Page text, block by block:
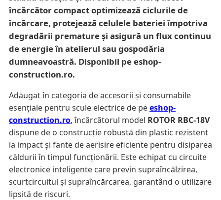
încărcător compact optimizează ciclurile de
încărcare, protejează celulele bateriei împotriva
degradării premature și asigură un flux continuu
de energie în atelierul sau gospodăria
dumneavoastră. Disponibil pe eshop-
construction.ro.
Adăugat în categoria de accesorii și consumabile
esențiale pentru scule electrice de peeshop-
construction.ro, încărcătorul model ROTOR RBC-18V
dispune de o construcție robustă din plastic rezistent
la impact și fante de aerisire eficiente pentru disiparea
căldurii în timpul funcționării. Este echipat cu circuite
electronice inteligente care previn supraîncălzirea,
scurtcircuitul și supraîncărcarea, garantând o utilizare
lipsită de riscuri.